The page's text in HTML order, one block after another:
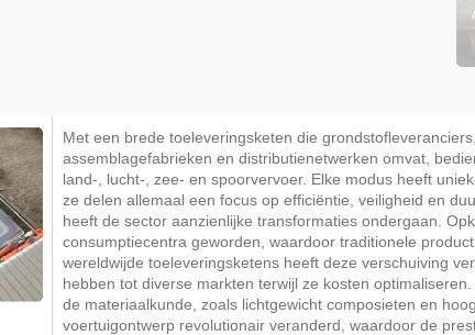
Met een brede toeleveringsketen die
assemblagefabrieken en distributienetwerken omvat,
land-, lucht-, zee- en spoorvervoer. Elke modus heeft
ze delen allemaal een focus op efficiëntie, veiligheid en
heeft de sector aanzienlijke transformaties ondergaan.
consumptiecentra geworden, waardoor traditionele
wereldwijde toeleveringsketens heeft deze verschuiving
hebben tot diverse markten terwijl ze kosten
de materiaalkunde, zoals lichtgewicht composieten en
voertuigontwerp revolutionair veranderd, waardoor de